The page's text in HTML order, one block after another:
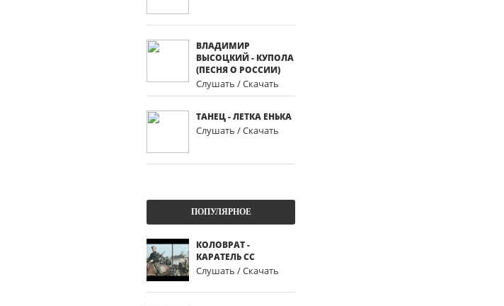
ВЛАДИМИР
ВЫСОЦКИЙ - КУПОЛА
(ПЕСНЯ О РОССИИ)
Слушать / Скачать
ТАНЕЦ - ЛЕТКА ЕНЬКА
Слушать / Скачать
ПОПУЛЯРНОЕ
КОЛОВРАТ -
КАРАТЕЛЬ СС
Слушать / Скачать